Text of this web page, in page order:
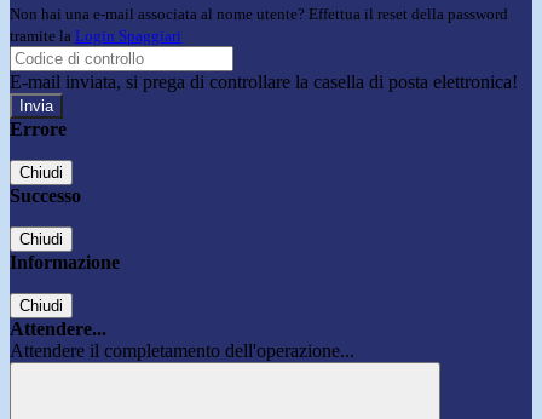
Non hai una e-mail associata al nome utente? Effettua il reset della password
tramite la Login Spaggiari
E-mail inviata, si prega di controllare la casella di posta elettronica!
Errore
Chiudi
Successo
Chiudi
Informazione
Chiudi
Attendere...
Attendere il completamento dell'operazione...